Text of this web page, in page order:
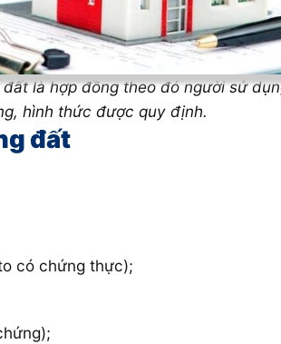
là hợp đồng theo đó người sử
hình thức được quy định.
đất
có chứng thực);